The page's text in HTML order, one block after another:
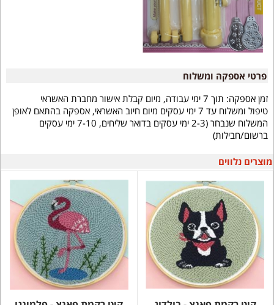
פרטי אספקה ומשלוח
זמן אספקה: תוך 7 ימי עבודה, מיום קבלת אישור מחברת האשראי
טיפול ומשלוח עד 7 ימי עסקים מיום חיוב האשראי, אספקה בהתאם לאופן
המשלוח שנבחר (2-3 ימי עסקים בדואר שליחים, 7-10 ימי עסקים
ברשום/חבילות)
מוצרים נלווים